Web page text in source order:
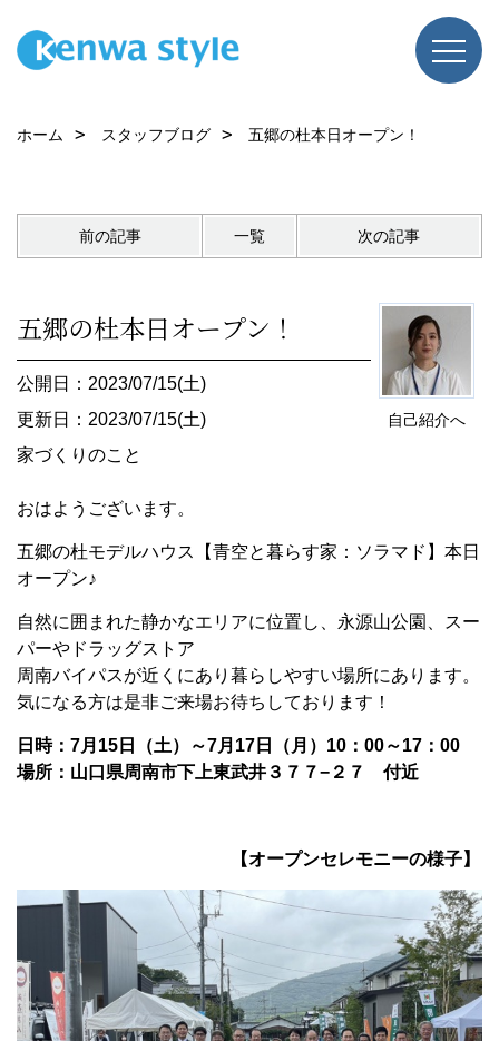
ホーム スタッフブログ 五郷の杜本日オープン！
前の記事 一覧 次の記事
自己紹介へ
五郷の杜本日オープン！
公開日：2023/07/15(土)
更新日：2023/07/15(土)
家づくりのこと
おはようございます。
五郷の杜モデルハウス【青空と暮らす家：ソラマド】本日
オープン♪
自然に囲まれた静かなエリアに位置し、永源山公園、スー
パーやドラッグストア
周南バイパスが近くにあり暮らしやすい場所にあります。
気になる方は是非ご来場お待ちしております！
日時：7月15日（土）～7月17日（月）10：00～17：00
場所：山口県周南市下上東武井３７７−２７ 付近
【オープンセレモニーの様子】